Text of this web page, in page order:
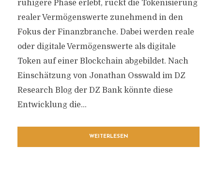
ruhigere Phase erlebt, rückt die Tokenisierung
realer Vermögenswerte zunehmend in den
Fokus der Finanzbranche. Dabei werden reale
oder digitale Vermögenswerte als digitale
Token auf einer Blockchain abgebildet. Nach
Einschätzung von Jonathan Osswald im DZ
Research Blog der DZ Bank könnte diese
Entwicklung die...
WEITERLESEN